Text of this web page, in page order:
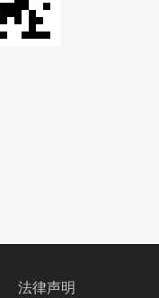
法律声明